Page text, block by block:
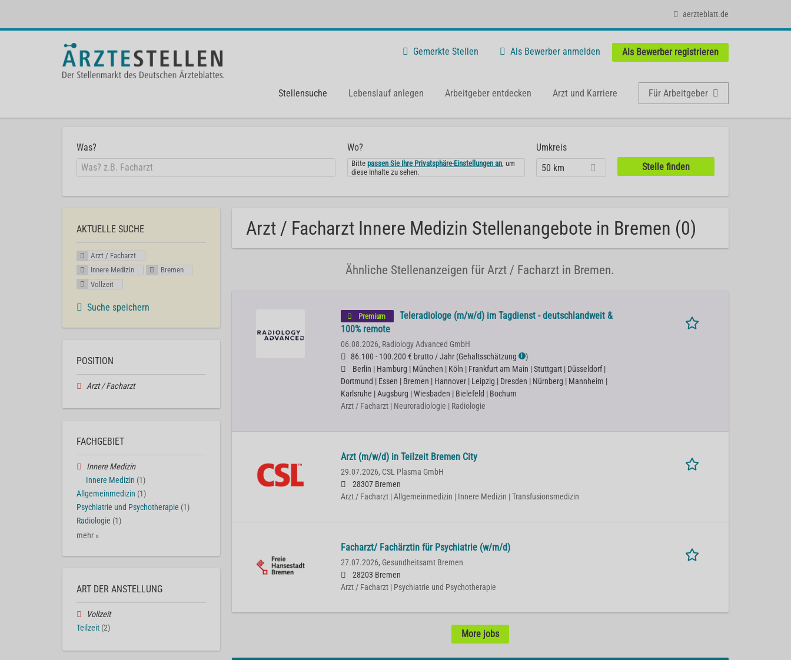
aerzteblatt.de
Gemerkte Stellen Als Bewerber anmelden Als Bewerber registrieren
Stellensuche Lebenslauf anlegen Arbeitgeber entdecken Arzt und Karriere Für Arbeitgeber
Was? Wo?
Bittepassen Sie Ihre Privatsphäre-Einstellungen an, um
diese Inhalte zu sehen.
Umkreis
50 km
Arzt / Facharzt Innere Medizin Stellenangebote in Bremen (0)
Ähnliche Stellenanzeigen für Arzt / Facharzt in Bremen.
Premium
Teleradiologe (m/w/d) im Tagdienst - deutschlandweit &
100% remote
06.08.2026, Radiology Advanced GmbH
86.100 - 100.200 € brutto / Jahr (Gehaltsschätzung ℹ )
Berlin | Hamburg | München | Köln | Frankfurt am Main | Stuttgart | Düsseldorf |
Dortmund | Essen | Bremen | Hannover | Leipzig | Dresden | Nürnberg | Mannheim |
Karlsruhe | Augsburg | Wiesbaden | Bielefeld | Bochum
Arzt / Facharzt | Neuroradiologie | Radiologie
Arzt (m/w/d) in Teilzeit Bremen City
29.07.2026, CSL Plasma GmbH
28307 Bremen
Arzt / Facharzt | Allgemeinmedizin | Innere Medizin | Transfusionsmedizin
Facharzt/ Fachärztin für Psychiatrie (w/m/d)
27.07.2026, Gesundheitsamt Bremen
28203 Bremen
Arzt / Facharzt | Psychiatrie und Psychotherapie
More jobs
AKTUELLE SUCHE
Arzt / Facharzt
Innere Medizin
Bremen
Vollzeit
Suche speichern
POSITION
Arzt / Facharzt
FACHGEBIET
Innere Medizin
Innere Medizin (1)
Allgemeinmedizin (1)
Psychiatrie und Psychotherapie (1)
Radiologie (1)
mehr »
ART DER ANSTELLUNG
Vollzeit
Teilzeit (2)